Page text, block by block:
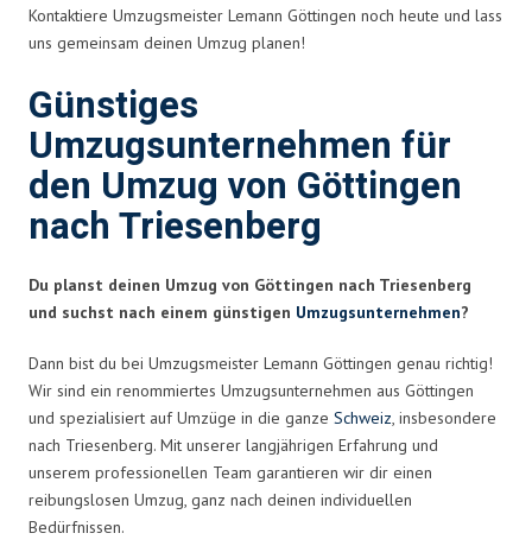
Kontaktiere Umzugsmeister Lemann Göttingen noch heute und lass
uns gemeinsam deinen Umzug planen!
Günstiges
Umzugsunternehmen für
den Umzug von Göttingen
nach Triesenberg
Du planst deinen Umzug von Göttingen nach Triesenberg
und suchst nach einem günstigen Umzugsunternehmen?
Dann bist du bei Umzugsmeister Lemann Göttingen genau richtig!
Wir sind ein renommiertes Umzugsunternehmen aus Göttingen
und spezialisiert auf Umzüge in die ganze Schweiz, insbesondere
nach Triesenberg. Mit unserer langjährigen Erfahrung und
unserem professionellen Team garantieren wir dir einen
reibungslosen Umzug, ganz nach deinen individuellen
Bedürfnissen.